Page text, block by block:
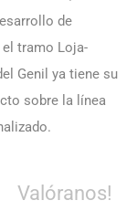
de
tramo Loja-
Genil ya tiene su
sobre la línea
Valóranos!